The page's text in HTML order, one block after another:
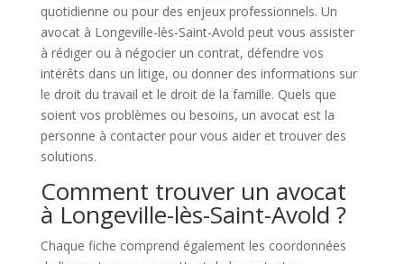
quotidienne ou pour des enjeux professionnels. Un
avocat à Longeville-lès-Saint-Avold peut vous assister
à rédiger ou à négocier un contrat, défendre vos
intérêts dans un litige, ou donner des informations sur
le droit du travail et le droit de la famille. Quels que
soient vos problèmes ou besoins, un avocat est la
personne à contacter pour vous aider et trouver des
solutions.
Comment trouver un avocat
à Longeville-lès-Saint-Avold ?
Chaque fiche comprend également les coordonnées